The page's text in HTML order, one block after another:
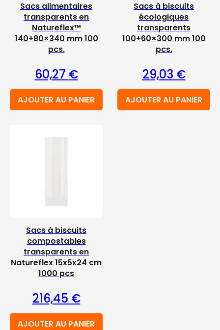
Sacs alimentaires
transparents en
Natureflex™
140+80×340 mm 100
pcs.
60,27 €
AJOUTER AU PANIER
Sacs à biscuits
écologiques
transparents
100+60×300 mm 100
pcs.
29,03 €
AJOUTER AU PANIER
Sacs à biscuits
compostables
transparents en
Natureflex 15x5x24 cm
1000 pcs
216,45 €
AJOUTER AU PANIER